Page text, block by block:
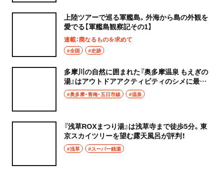
上陸ツアーで巡る軍艦島。外海から島の外観を
愛でる【軍艦島観察記その1】
連載：廃なるものを求めて
#全国 #史跡
多摩川の自然に囲まれた『奥多摩温泉 もえぎの
湯』はアウトドアアクティビティのシメに最高
の日帰り温泉！
#奥多摩・青梅・五日市線 #温泉
『浅草ROXまつり湯』は浅草寺まで徒歩5分。東
京スカイツリーを望む露天風呂が評判！
#浅草 #スーパー銭湯